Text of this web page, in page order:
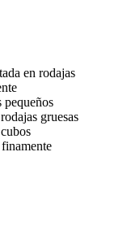
en rodajas
pequeños
gruesas